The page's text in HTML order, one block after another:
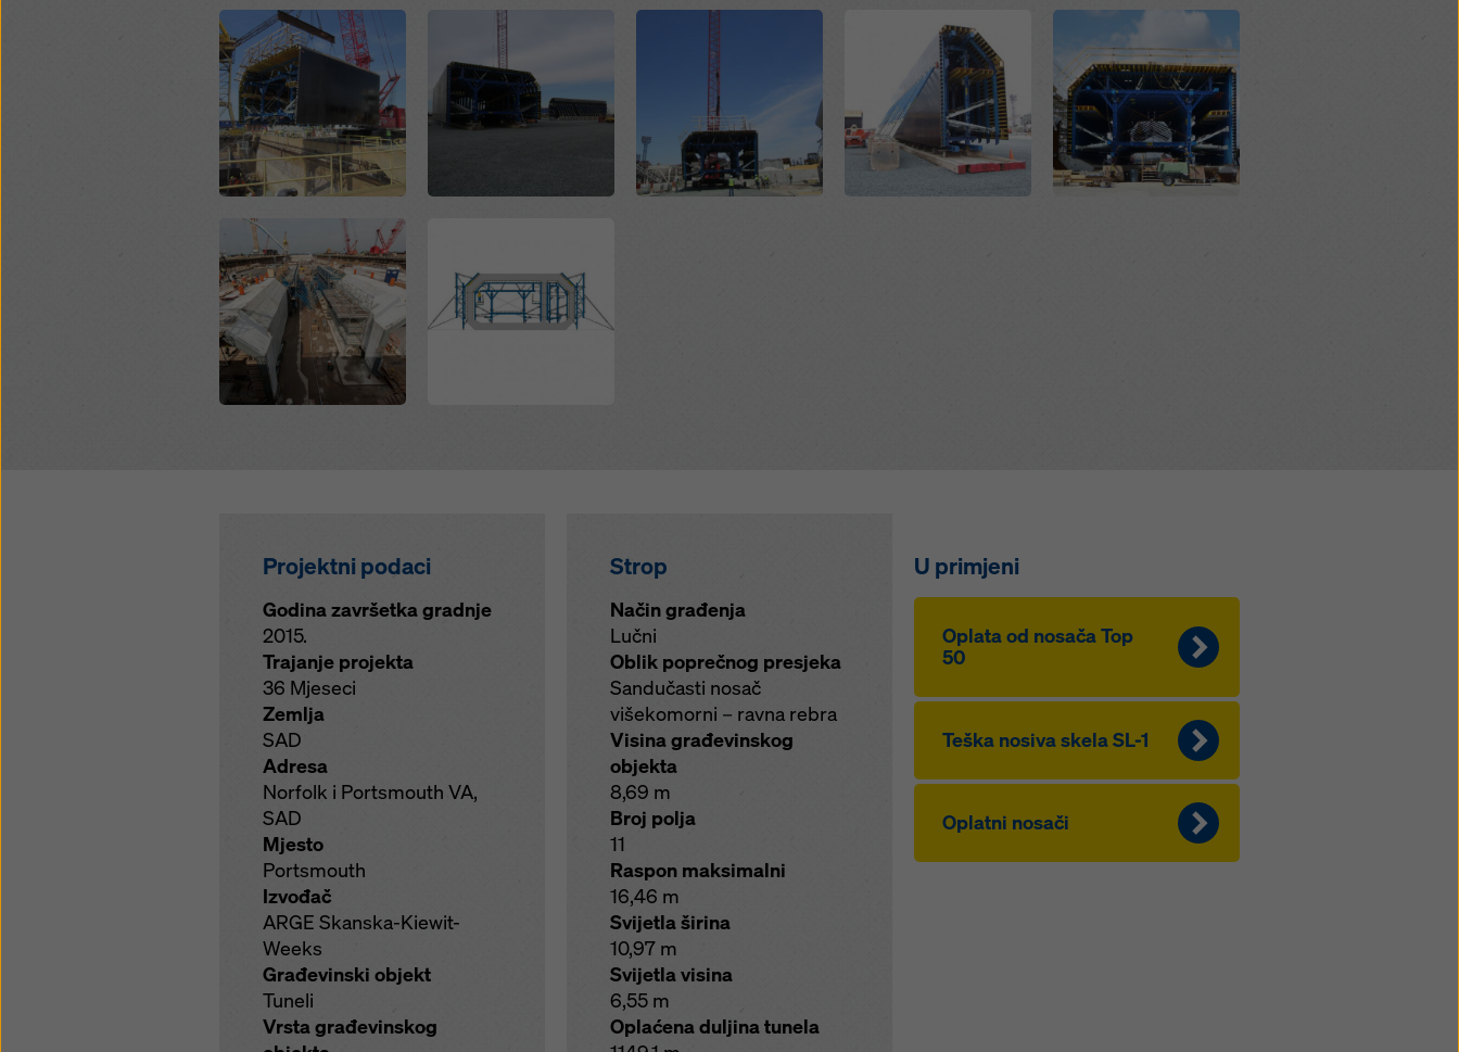
Open Open Open
Open
Projektni podaci
Godina završetka gradnje
2015.
Trajanje projekta
36 Mjeseci
Zemlja
SAD
Adresa
Norfolk i Portsmouth VA,
SAD
Mjesto
Portsmouth
Izvođač
ARGE Skanska-Kiewit-
Weeks
Građevinski objekt
Tuneli
Vrsta građevinskog
Strop
Način građenja
Lučni
Oblik poprečnog presjeka
Sandučasti nosač
višekomorni – ravna rebra
Visina građevinskog
objekta
8,69 m
Broj polja
11
Raspon maksimalni
16,46 m
Svijetla širina
10,97 m
Svijetla visina
6,55 m
Oplaćena duljina tunela
U primjeni
Oplata od nosača Top
50
Teška nosiva skela SL-1
Oplatni nosači